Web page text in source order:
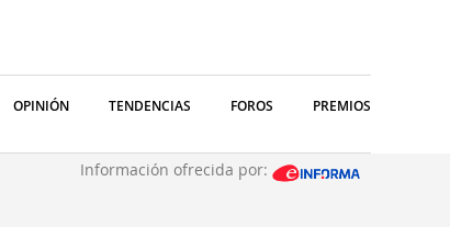
OPINIÓN TENDENCIAS FOROS PREMIOS
Información ofrecida por: